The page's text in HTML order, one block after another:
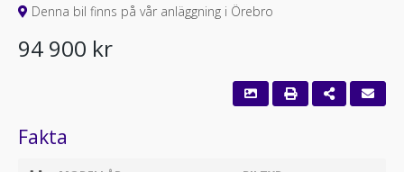
Denna bil finns på vår anläggning i Örebro
94 900 kr
Fakta